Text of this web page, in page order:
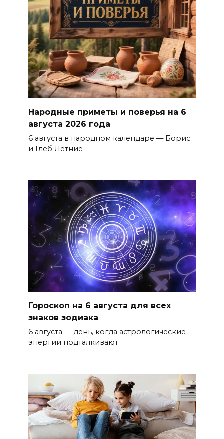
Народные приметы и поверья на 6
августа 2026 года
6 августа в народном календаре — Борис
и Глеб Летние
Гороскоп на 6 августа для всех
знаков зодиака
6 августа — день, когда астрологические
энергии подталкивают